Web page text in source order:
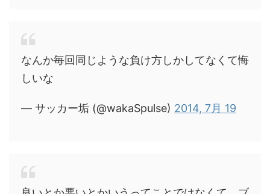
なんか毎回同じような負け方しかしてなくて悔
しいな
— サッカー垢 (@wakaSpulse) 2014, 7月 19